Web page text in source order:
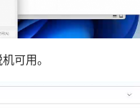
可用。